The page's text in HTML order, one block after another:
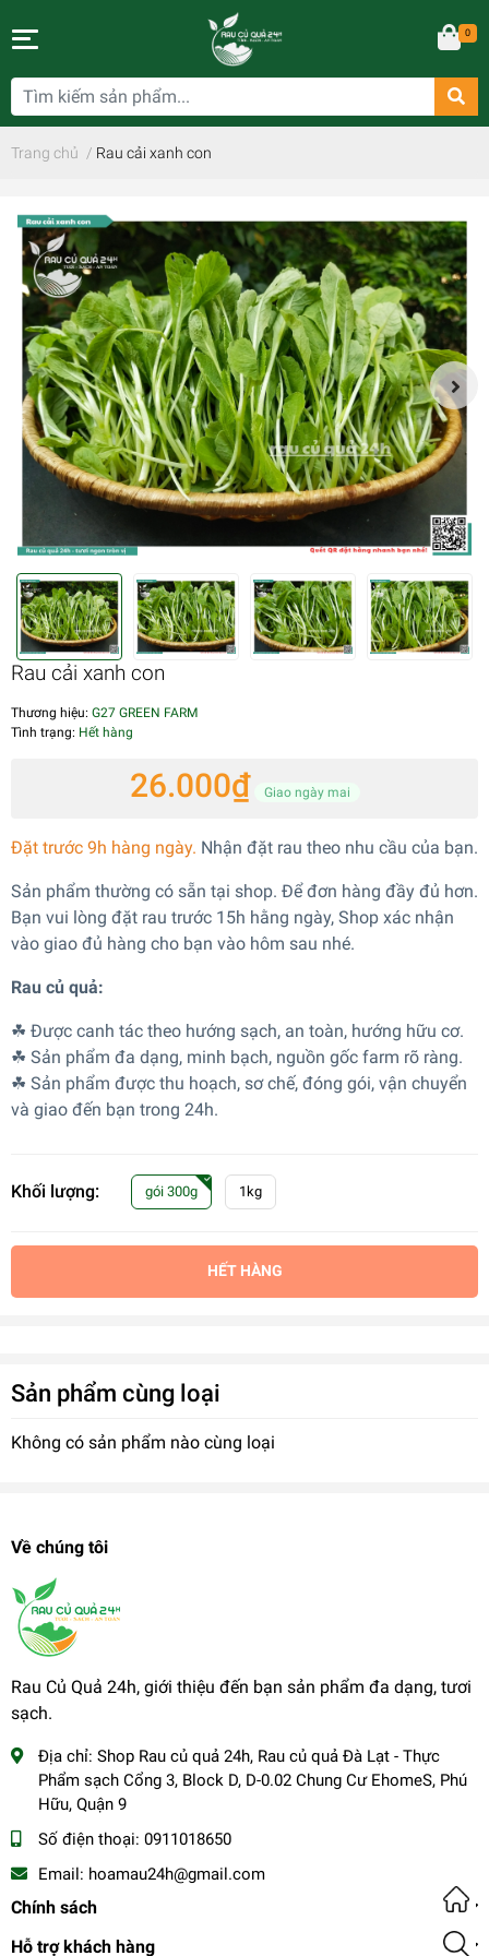
0
Trang chủ / Rau cải xanh con
Rau cải xanh con
Thương hiệu: G27 GREEN FARM
Tình trạng: Hết hàng
26.000₫ Giao ngày mai
Đặt trước 9h hàng ngày. Nhận đặt rau theo nhu cầu của bạn.
Sản phẩm thường có sẵn tại shop. Để đơn hàng đầy đủ hơn.
Bạn vui lòng đặt rau trước 15h hằng ngày, Shop xác nhận
vào giao đủ hàng cho bạn vào hôm sau nhé.
Rau củ quả:
☘ Được canh tác theo hướng sạch, an toàn, hướng hữu cơ.
☘ Sản phẩm đa dạng, minh bạch, nguồn gốc farm rõ ràng.
☘ Sản phẩm được thu hoạch, sơ chế, đóng gói, vận chuyển
và giao đến bạn trong 24h.
Khối lượng: gói 300g 1kg
HẾT HÀNG
Sản phẩm cùng loại
Không có sản phẩm nào cùng loại
Về chúng tôi
Rau Củ Quả 24h, giới thiệu đến bạn sản phẩm đa dạng, tươi
sạch.
Địa chỉ: Shop Rau củ quả 24h, Rau củ quả Đà Lạt - Thực
Phẩm sạch Cổng 3, Block D, D-0.02 Chung Cư EhomeS, Phú
Hữu, Quận 9
Số điện thoại: 0911018650
Email: hoamau24h@gmail.com
Chính sách
Hỗ trợ khách hàng